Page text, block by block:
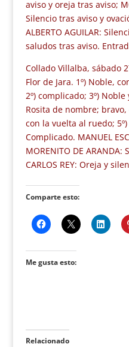
aviso y oreja tras aviso;
Silencio tras aviso y
ALBERTO AGUILAR:
saludos tras aviso.
Collado Villalba, sábado
Flor de Jara. 1º) Noble,
2º) complicado; 3º)
Rosita de nombre;
con la vuelta al ruedo;
Complicado. MANUEL
MORENITO DE ARANDA:
CARLOS REY: Oreja y
Comparte esto:
Me gusta esto:
Relacionado